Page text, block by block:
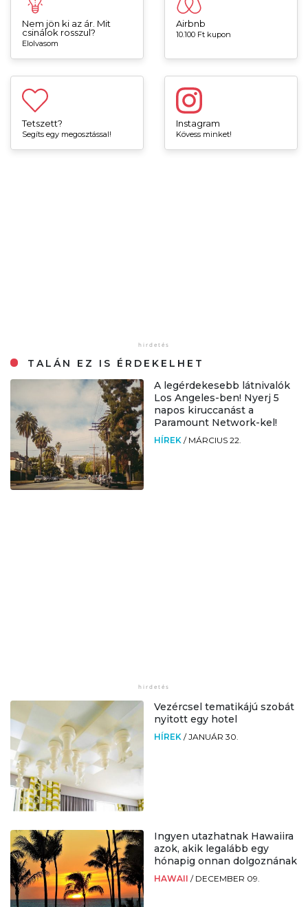
Nem jön ki az ár. Mit
csinálok rosszul?
Elolvasom
Airbnb
10.100 Ft kupon
Tetszett?
Segíts egy megosztással!
Instagram
Kövess minket!
TALÁN EZ IS ÉRDEKELHET
A legérdekesebb látnivalók
Los Angeles-ben! Nyerj 5
napos kiruccanást a
Paramount Network-kel!
HÍREK / MÁRCIUS 22.
Vezércsel tematikájú szobát
nyitott egy hotel
HÍREK /JANUÁR 30.
Ingyen utazhatnak Hawaiira
azok, akik legalább egy
hónapig onnan dolgoznának
HAWAII / DECEMBER 09.